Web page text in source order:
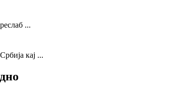
...
кај ...